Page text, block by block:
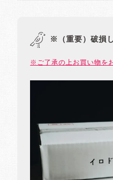
※（重要）破損
※ご了承の上お買い物を